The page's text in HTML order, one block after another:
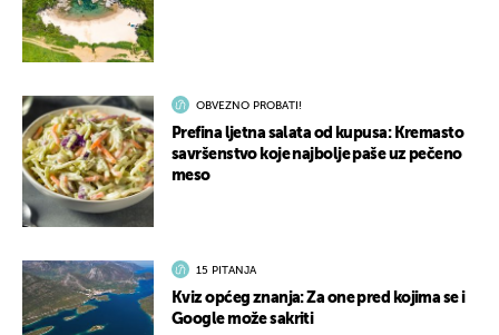
OBVEZNO PROBATI!
Prefina ljetna salata od kupusa: Kremasto
savršenstvo koje najbolje paše uz pečeno
meso
15 PITANJA
Kviz općeg znanja: Za one pred kojima se i
Google može sakriti